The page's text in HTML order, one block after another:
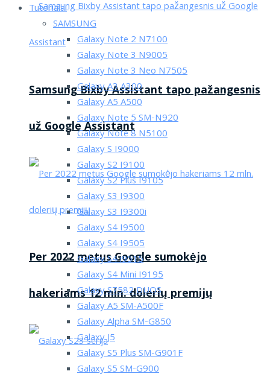
Samsung Bixby Assistant tapo pažangesnis
už Google Assistant
Per 2022 metus Google sumokėjo
hakeriams 12 mln. dolerių premijų
Tutorialai
SAMSUNG
Galaxy Note 2 N7100
Galaxy Note 3 N9005
Galaxy Note 3 Neo N7505
Galaxy A3 A300
Galaxy A5 A500
Galaxy Note 5 SM-N920
Galaxy Note 8 N5100
Galaxy S I9000
Galaxy S2 I9100
Galaxy S2 Plus I9105
Galaxy S3 I9300
Galaxy S3 I9300i
Galaxy S4 I9500
Galaxy S4 I9505
Galaxy S4 i9515
Galaxy S4 Mini I9195
Galaxy S7582 DUOS
Galaxy A5 SM-A500F
Galaxy Alpha SM-G850
Galaxy J5
Galaxy S5 Plus SM-G901F
Galaxy S5 SM-G900